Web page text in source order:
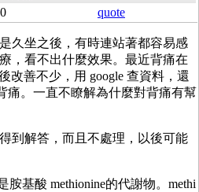
quote
久坐之後，有時連站著都容易感
，看不出什麼效果。最近背痛在
改善不少，用 google 查資料，還
痛。一直不瞭解為什麼對背痛有幫
到解答，而且不處理，以後可能
胺基酸 methionine的代謝物。methi